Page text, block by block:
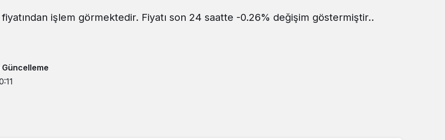
fiyatından işlem görmektedir. Fiyatı son 24 saatte -0.26% değişim göstermiştir..
Güncelleme